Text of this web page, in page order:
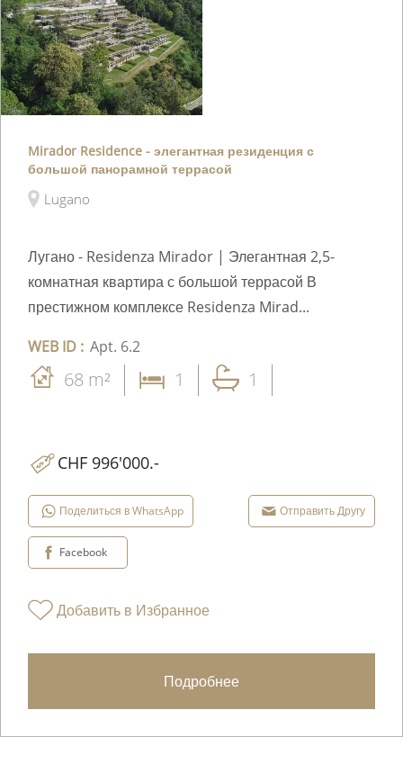
Mirador Residence - элегантная резиденция с
большой панорамной террасой
Lugano
Лугано - Residenza Mirador | Элегантная 2,5-
комнатная квартира с большой террасой В
престижном комплексе Residenza Mirad...
WEB ID : Apt. 6.2
68 m² 1 1
CHF 996'000.-
Поделиться в WhatsApp Отправить Другу
Facebook
Добавить в Избранное
Подробнее